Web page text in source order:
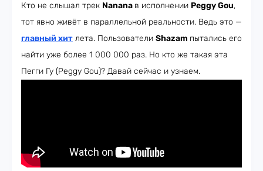
Кто не слышал трек Nanana в исполнении Peggy Gou,
тот явно живёт в параллельной реальности. Ведь это —
главный хит лета. Пользователи Shazam пытались его
найти уже более 1 000 000 раз. Но кто же такая эта
Пегги Гу (Peggy Gou)? Давай сейчас и узнаем.